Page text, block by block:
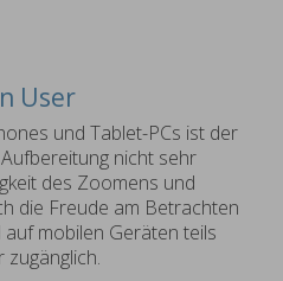
User
und Tablet-PCs ist der
nicht sehr
des Zoomens und
die Freude am Betrachten
mobilen Geräten teils